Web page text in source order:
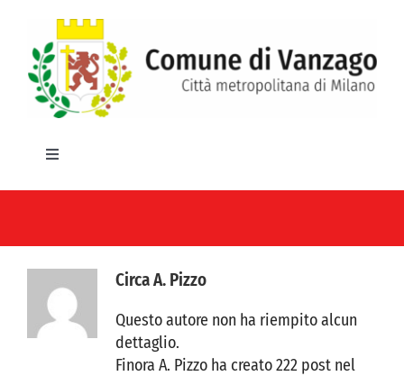
contenuto
Toggle
HOME
IL COMUNE
GLI UFFICI
SERVIZI E UTILITA’
CircaA. Pizzo
Questo autore non ha riempito alcun
dettaglio.
Finora A. Pizzo ha creato 222 post nel